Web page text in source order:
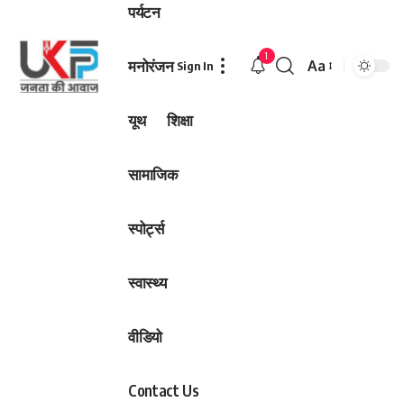
पर्यटन
मनोरंजन
यूथ शिक्षा
सामाजिक
स्पोर्ट्स
स्वास्थ्य
वीडियो
Contact Us
Sign In
1
Font
Aa